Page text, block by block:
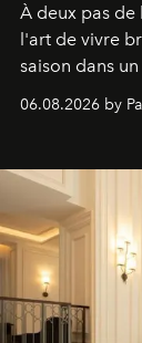
À deux pas de
l'art de vivre
saison dans
06.08.2026 by